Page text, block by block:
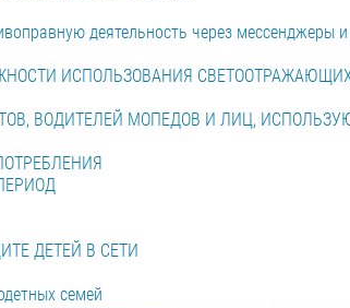
деятельность через мессенджеры и
ИСПОЛЬЗОВАНИЯ
ВОДИТЕЛЕЙ МОПЕДОВ И ЛИЦ,
ДЕТЕЙ В СЕТИ
семей